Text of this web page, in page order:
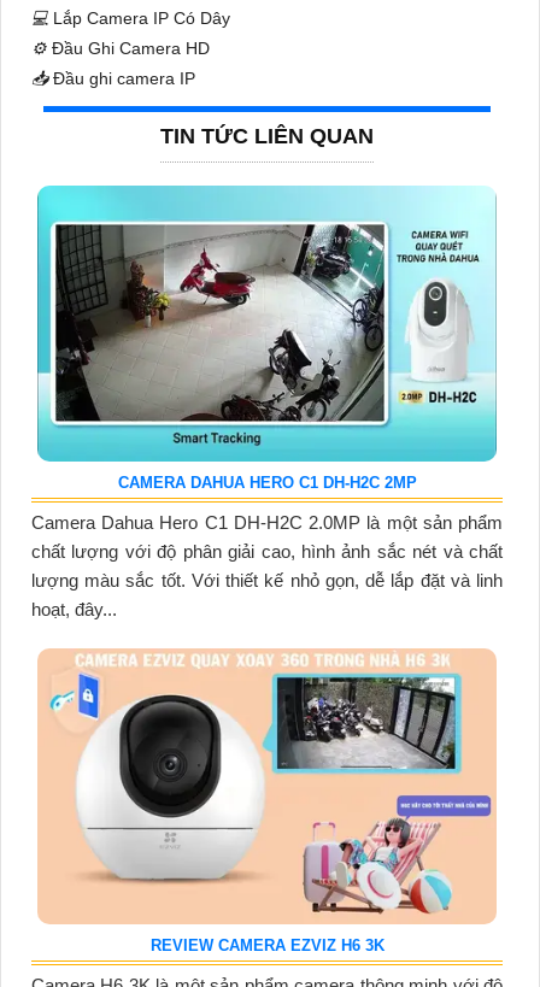
💻 Lắp Camera IP Có Dây
⚙️ Đầu Ghi Camera HD
📥Đầu ghi camera IP
TIN TỨC LIÊN QUAN
CAMERA DAHUA HERO C1 DH-H2C 2MP
Camera Dahua Hero C1 DH-H2C 2.0MP là một sản phẩm
chất lượng với độ phân giải cao, hình ảnh sắc nét và chất
lượng màu sắc tốt. Với thiết kế nhỏ gọn, dễ lắp đặt và linh
hoạt, đây...
REVIEW CAMERA EZVIZ H6 3K